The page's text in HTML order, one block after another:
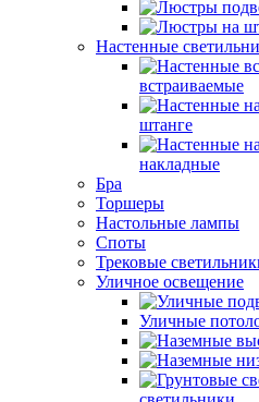
Настенные
встраиваемые
штанге
накладные
Бра
Торшеры
Настольные лампы
Споты
Трековые
Уличное освещение
Уличные